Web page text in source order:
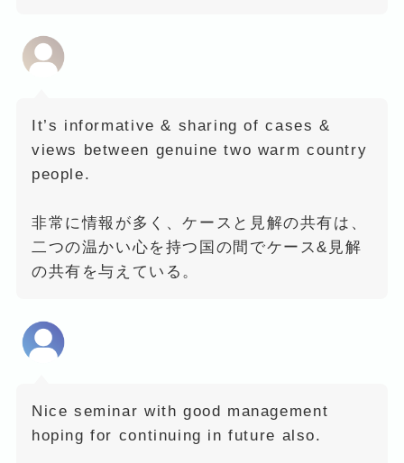
It’s informative & sharing of cases &
views between genuine two warm country
people.
非常に情報が多く、ケースと見解の共有は、
二つの温かい心を持つ国の間でケース&見解
の共有を与えている。
Nice seminar with good management
hoping for continuing in future also.